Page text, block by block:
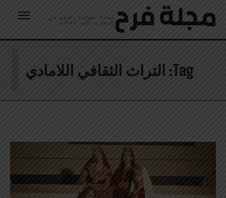
مجلة نسائية تصدر من
المغرب الى العالم
Tag: التراث الثقافي اللامادي